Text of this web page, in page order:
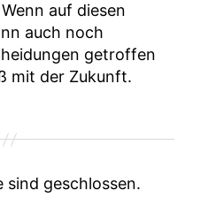
auf diesen
auch noch
getroffen
mit der Zukunft.
sind geschlossen.